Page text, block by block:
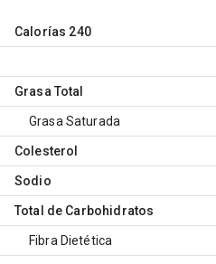
Calorías 240
Grasa Total
Grasa Saturada
Colesterol
Sodio
Total de Carbohidratos
Fibra Dietética